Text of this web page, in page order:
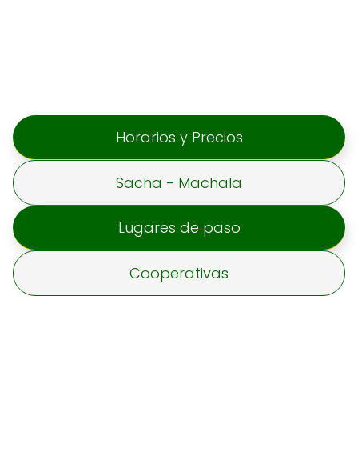
Horarios y Precios
Sacha - Machala
Lugares de paso
Cooperativas